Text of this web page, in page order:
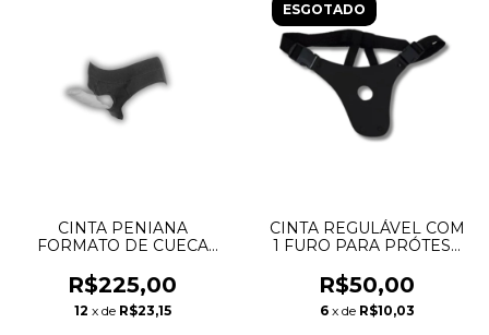
CINTA PENIANA
FORMATO DE CUECA
R$225,00
12 x de R$23,15
ESGOTADO
CINTA REGULÁVEL COM
1 FURO PARA PRÓTESE
R$50,00
6 x de R$10,03